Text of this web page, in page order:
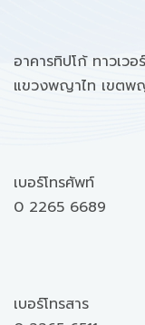
อาคารทิปโก้ ทาวเว
แขวงพญาไท เขตพ
เบอร์โทรศัพท์
0 2265 6689
เบอร์โทรสาร